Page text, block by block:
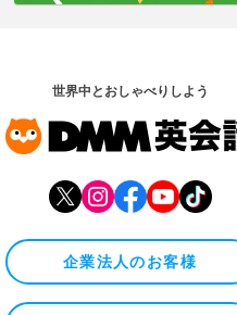
世界中とおしゃべりしよう
企業法人のお客様